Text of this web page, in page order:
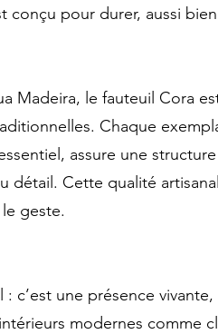
pour durer, aussi
Madeira, le fauteuil Cora
Chaque
assure une
détail. Cette qualité
geste.
c’est une présence
modernes comme